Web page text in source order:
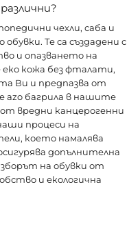
чехли, саба и
Те са създадени с
и опазването на
еко кожа без фталати,
Ви и предпазва от
azo багрила в нашите
вредни канцерогенни
процеси на
което намалява
допълнителна
на обувки от
и екологична